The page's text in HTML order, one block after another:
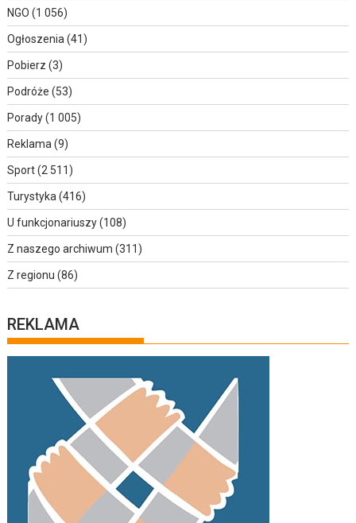
NGO (1 056)
Ogłoszenia(41)
Pobierz (3)
Podróże (53)
Porady(1 005)
Reklama(9)
Sport(2 511)
Turystyka(416)
U funkcjonariuszy(108)
Z naszego archiwum (311)
Z regionu (86)
REKLAMA